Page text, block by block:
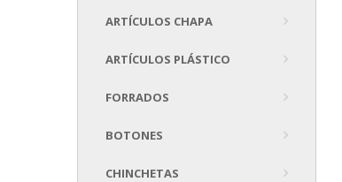
ARTÍCULOS CHAPA
ARTÍCULOS PLÁSTICO
FORRADOS
BOTONES
CHINCHETAS